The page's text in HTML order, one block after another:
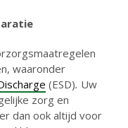
waaronder
(ESD). Uw
zorg en
dan ook altijd voor